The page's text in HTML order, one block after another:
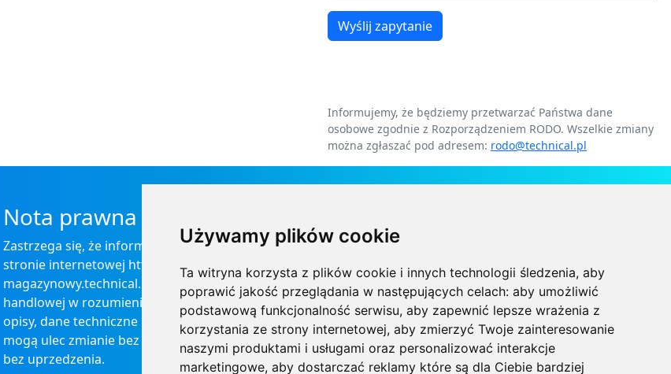
Używamy plików cookie
Ta witryna korzysta z plików cookie i innych technologii śledzenia, aby
poprawić jakość przeglądania w następujących celach: aby umożliwić
podstawową funkcjonalność serwisu, aby zapewnić lepsze wrażenia z
korzystania ze strony internetowej, aby zmierzyć Twoje zainteresowanie
naszymi produktami i usługami oraz personalizować interakcje
marketingowe, aby dostarczać reklamy które są dla Ciebie bardziej
Wyślij zapytanie
Informujemy, że będziemy przetwarzać Państwa dane
osobowe zgodnie z Rozporządzeniem RODO. Wszelkie zmiany
można zgłaszać pod adresem: rodo@technical.pl
Nota prawna
Zastrzega się, że informacje zamieszczone na
stronie internetowej https://informator-
magazynowy.technical.pl/ nie stanowią oferty
handlowej w rozumieniu prawa, ponadto
opisy, dane techniczne i pozostałe informacje
mogą ulec zmianie bez podania przyczyny i
bez uprzedzenia.
Technical Grzegorz Tęgos
Polska, 62-600 Koło, ul. Toruńska 212
NIP 666-137-75-84, REGON 310288700
+48 63-27-25-478
biuro@technical.pl